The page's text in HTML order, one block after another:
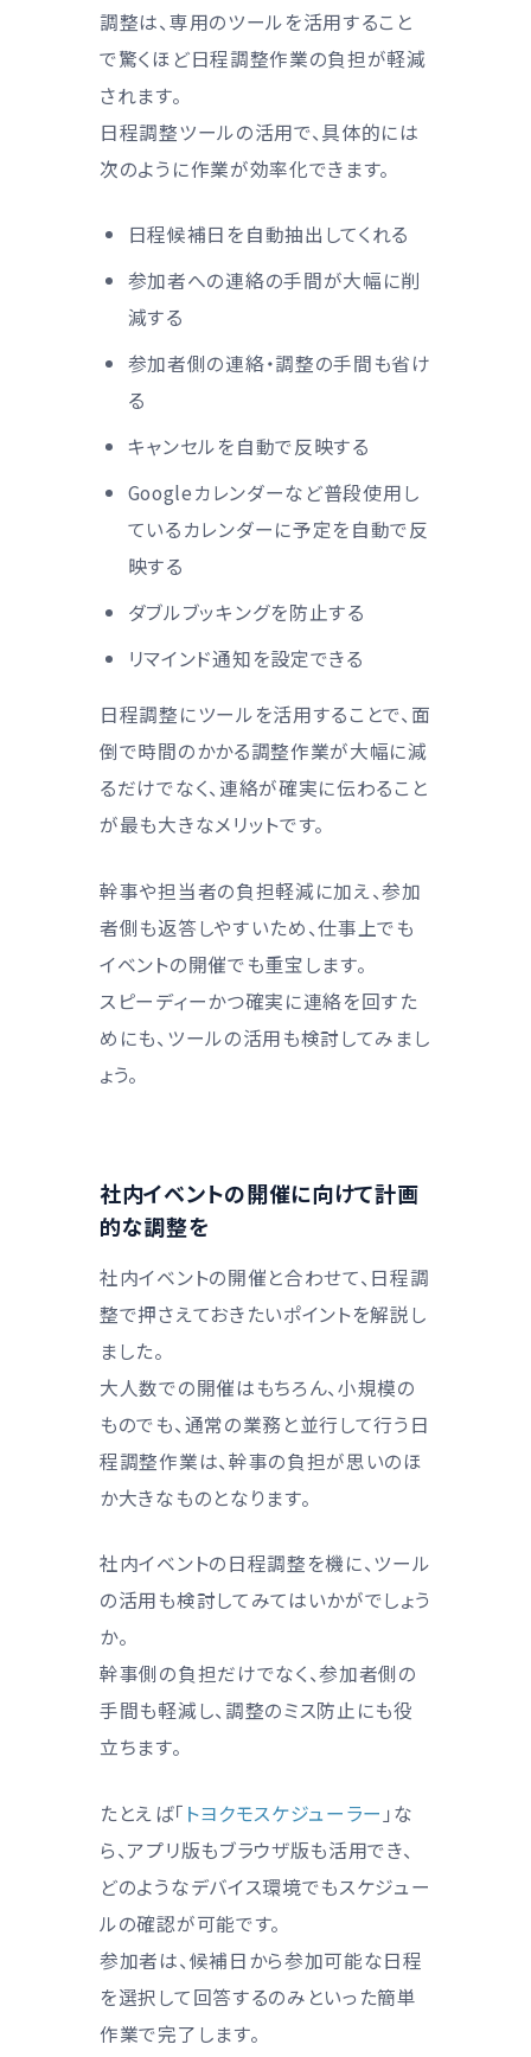
調整は、専用のツールを活用すること
で驚くほど日程調整作業の負担が軽減
されます。
日程調整ツールの活用で、具体的には
次のように作業が効率化できます。
日程候補日を自動抽出してくれる
参加者への連絡の手間が大幅に削
減する
参加者側の連絡・調整の手間も省け
る
キャンセルを自動で反映する
Googleカレンダーなど普段使用し
ているカレンダーに予定を自動で反
映する
ダブルブッキングを防止する
リマインド通知を設定できる
日程調整にツールを活用することで、面
倒で時間のかかる調整作業が大幅に減
るだけでなく、連絡が確実に伝わること
が最も大きなメリットです。
幹事や担当者の負担軽減に加え、参加
者側も返答しやすいため、仕事上でも
イベントの開催でも重宝します。
スピーディーかつ確実に連絡を回すた
めにも、ツールの活用も検討してみまし
ょう。
社内イベントの開催に向けて計画
的な調整を
社内イベントの開催と合わせて、日程調
整で押さえておきたいポイントを解説し
ました。
大人数での開催はもちろん、小規模の
ものでも、通常の業務と並行して行う日
程調整作業は、幹事の負担が思いのほ
か大きなものとなります。
社内イベントの日程調整を機に、ツール
の活用も検討してみてはいかがでしょう
か。
幹事側の負担だけでなく、参加者側の
手間も軽減し、調整のミス防止にも役
立ちます。
たとえば「 トヨクモスケジューラー 」な
ら、アプリ版もブラウザ版も活用でき、
どのようなデバイス環境でもスケジュー
ルの確認が可能です。
参加者は、候補日から参加可能な日程
を選択して回答するのみといった簡単
作業で完了します。